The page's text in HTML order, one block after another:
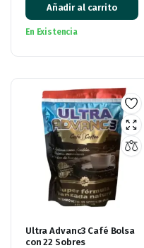
Añadir al carrito
En Existencia
Ultra Advanc3 Café Bolsa
con 22 Sobres